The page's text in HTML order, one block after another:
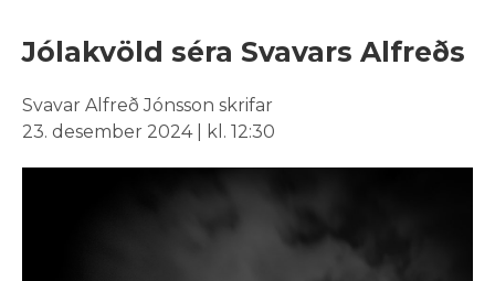
Jólakvöld séra Svavars Alfreðs
Svavar Alfreð Jónsson skrifar
23. desember 2024 | kl. 12:30